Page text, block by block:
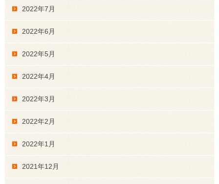
2022年7月
2022年6月
2022年5月
2022年4月
2022年3月
2022年2月
2022年1月
2021年12月